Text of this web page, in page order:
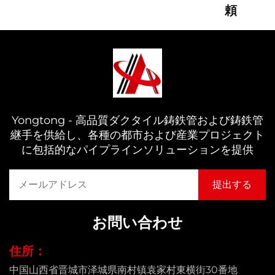
頼
Yongtong - 高品質ダクタイル鋳鉄管および鋳鉄管
継手を供給し、各種の都市および産業プロジェクト
に包括的なパイプラインソリューションを提供
お問い合わせ
住所：
中国山西省晋城市泽城県南村镇袁家村東横街30番地